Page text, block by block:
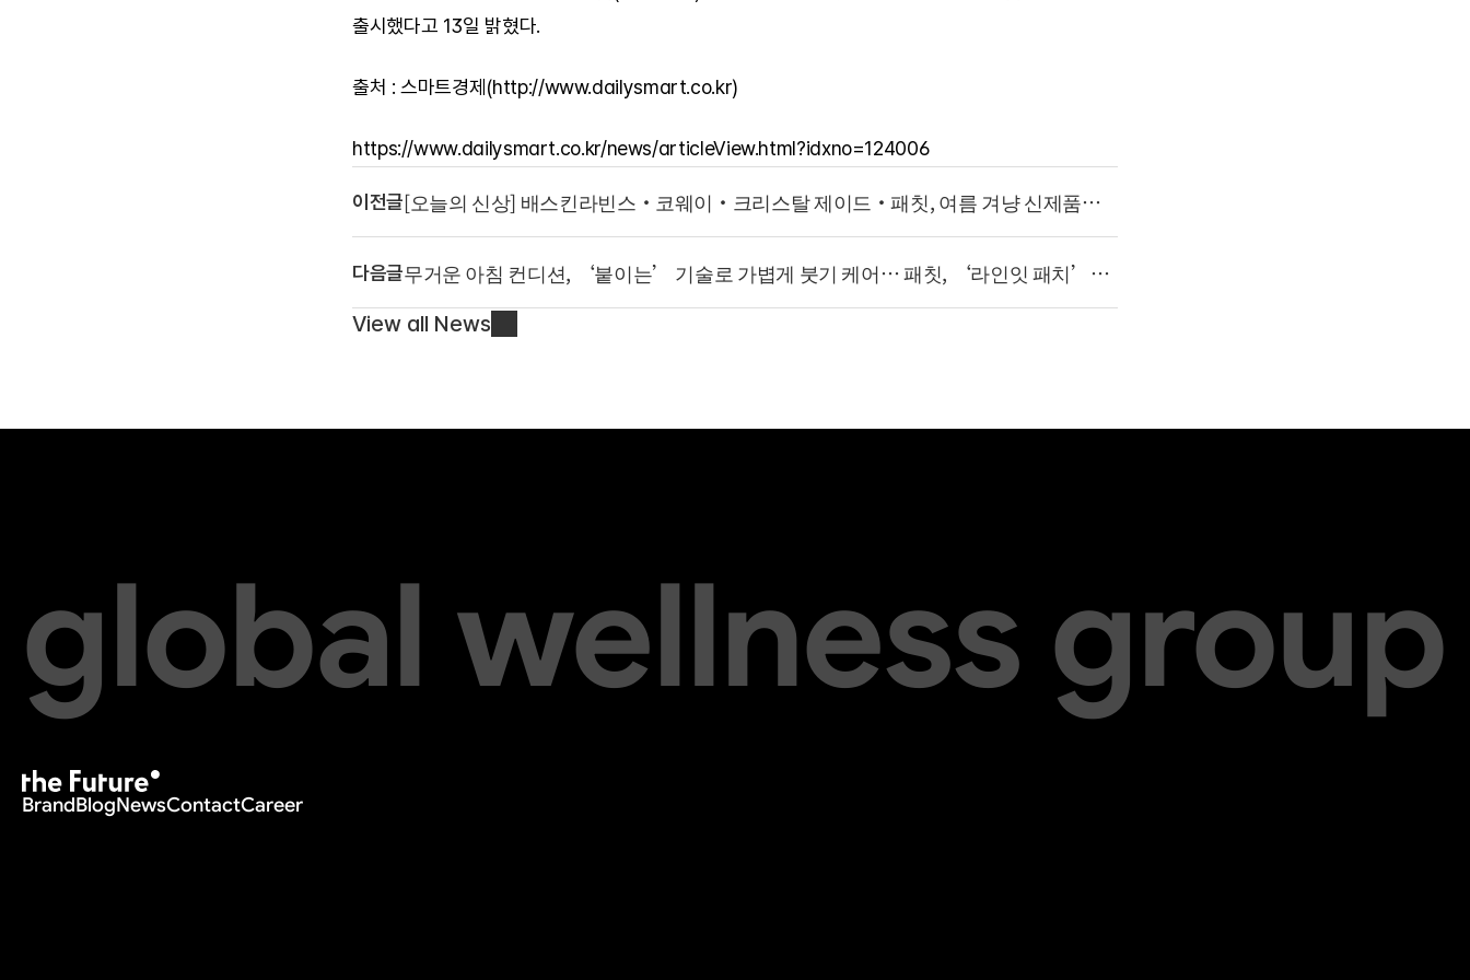
출시했다고 13일 밝혔다.
출처 : 스마트경제(http://www.dailysmart.co.kr)
https://www.dailysmart.co.kr/news/articleView.html?idxno=124006
이전글[오늘의 신상] 배스킨라빈스·코웨이·크리스탈 제이드·패칫, 여름 겨냥 신제품
다음글무거운 아침 컨디션, ‘붙이는’ 기술로 가볍게 붓기 케어… 패칫, ‘라인잇 패치’
View all News
global wellness group
BrandBlogNewsContactCareer